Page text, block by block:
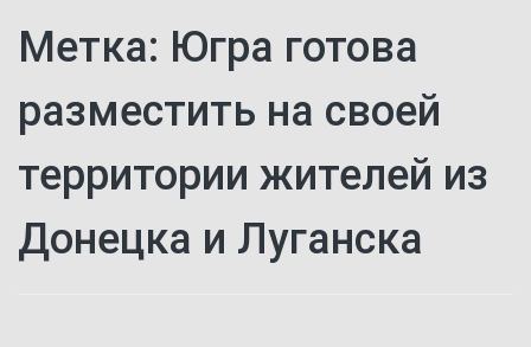
Метка: Югра готова
разместить на своей
территории жителей из
Донецка и Луганска